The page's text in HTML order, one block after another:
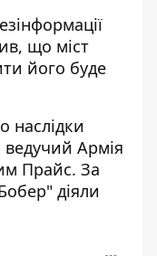
що міст
його буде
наслідки
Армія
Прайс. За
діяли